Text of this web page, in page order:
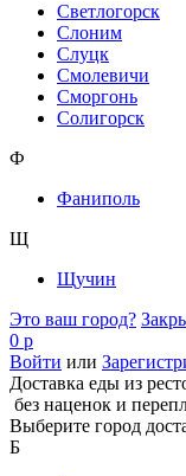
Светлогорск
Слоним
Слуцк
Смолевичи
Сморгонь
Солигорск
Ф
Фаниполь
Щ
Щучин
Это ваш город?
0 р
Войти или
Доставка еды из
без наценок и
Выберите город
Б